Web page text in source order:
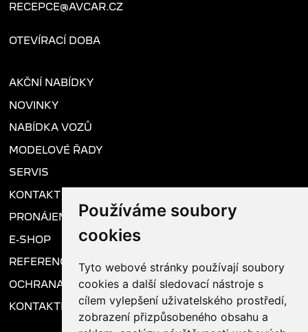
Používáme soubory
cookies
Tyto webové stránky používají soubory
cookies a další sledovací nástroje s
cílem vylepšení uživatelského prostředí,
zobrazení přizpůsobeného obsahu a
RECEPCE@AVCAR.CZ
OTEVÍRACÍ DOBA
AKČNÍ NABÍDKY
NOVINKY
NABÍDKA VOZŮ
MODELOVÉ ŘADY
SERVIS
KONTAKT
PRONÁJEM VOZU
E-SHOP
REFERENCE
OCHRANA OSOBNÍCH ÚDAJŮ
KONTAKTNÍ FORMULÁŘ